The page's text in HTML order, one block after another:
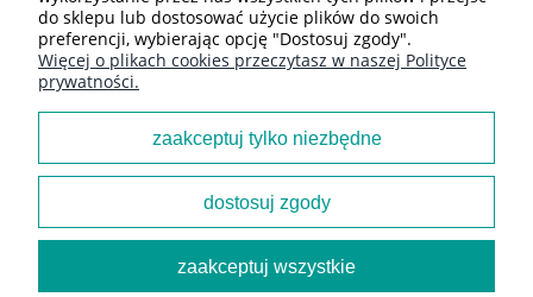
PŁATNOŚCI I DOSTAWA
INFORMACJE
O NAS
do sklepu lub dostosować użycie plików do swoich
preferencji, wybierając opcję "Dostosuj zgody".
Więcej o plikach cookies przeczytasz w naszej Polityce
prywatności.
zaakceptuj tylko niezbędne
dostosuj zgody
zaakceptuj wszystkie